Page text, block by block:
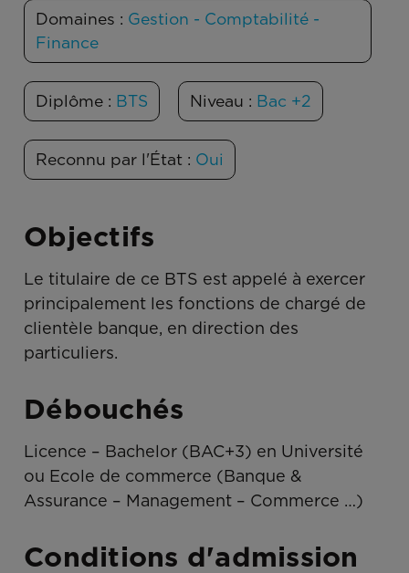
Domaines : Gestion - Comptabilité -
Finance
Diplôme : BTS Niveau : Bac +2
Reconnu par l'État : Oui
Objectifs
Le titulaire de ce BTS est appelé à exercer
principalement les fonctions de chargé de
clientèle banque, en direction des
particuliers.
Débouchés
Licence – Bachelor (BAC+3) en Université
ou Ecole de commerce (Banque &
Assurance – Management – Commerce …)
Conditions d'admission